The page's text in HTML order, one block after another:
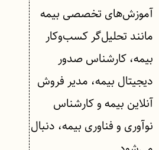
آموزش‌های تخصصی بیمه
مانند‌ تحلیل‌گر کسب‌وکار
بیمه، کارشناس صدور
دیجیتال بیمه، مدیر فروش
آنلاین بیمه و کارشناس
نوآوری و فناوری بیمه، دنبال